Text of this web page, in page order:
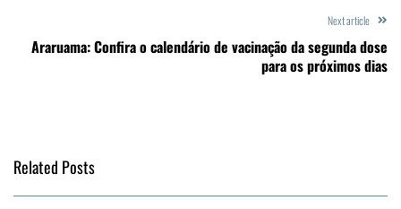
Next article
Araruama: Confira o calendário de vacinação da segunda dose
para os próximos dias
Related Posts